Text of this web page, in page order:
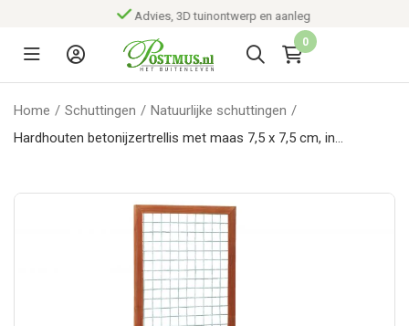
Advies, 3D tuinontwerp en aanleg
0
Home / Schuttingen / Natuurlijke schuttingen /
Hardhouten betonijzertrellis met maas 7,5 x 7,5 cm, in